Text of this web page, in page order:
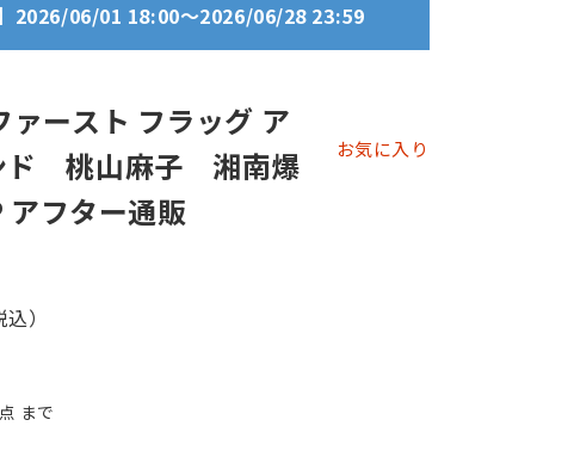
】2026/06/01 18:00～2026/06/28 23:59
ァースト フラッグ ア
ド 桃山麻子 湘南爆
フター通販
お気に入り
まで